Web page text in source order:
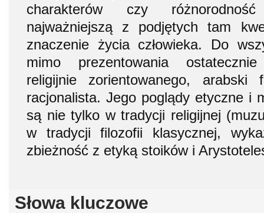
charakterów czy
najważniejszą z podjętych tam
znaczenie życia człowieka. Do
mimo prezentowania
religijnie zorientowanego,
racjonalista. Jego poglądy etyczne i
są nie tylko w tradycji religijnej
w tradycji filozofii klasycznej,
zbieżność z etyką stoików i
Słowa kluczowe